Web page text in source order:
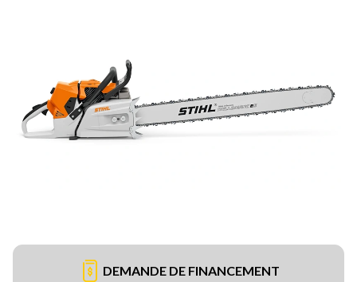
DEMANDE DE FINANCEMENT